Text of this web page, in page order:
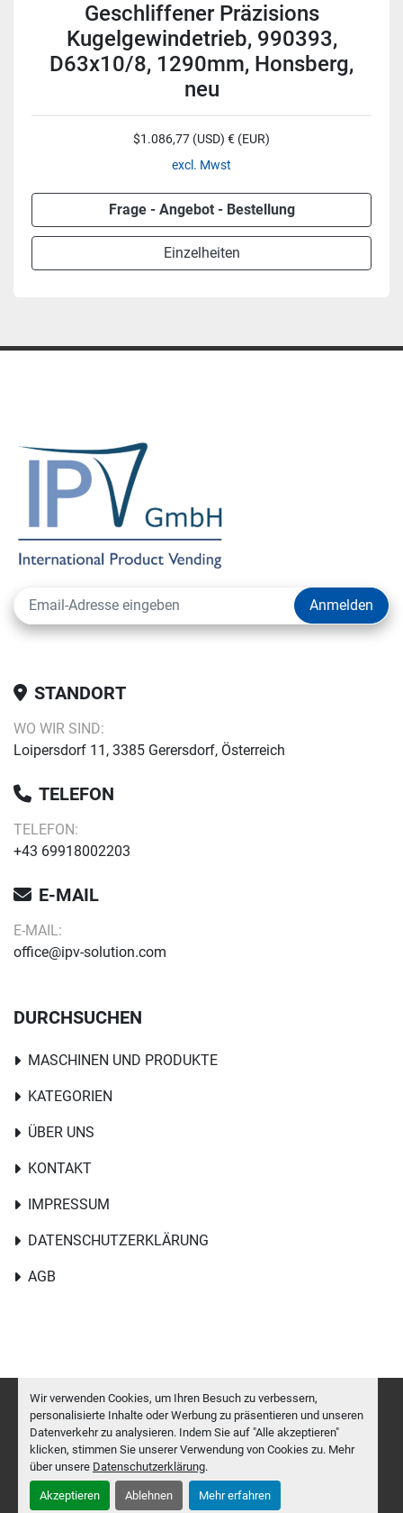
Wir verwenden Cookies, um Ihren Besuch zu verbessern,
personalisierte Inhalte oder Werbung zu präsentieren und unseren
Datenverkehr zu analysieren. Indem Sie auf "Alle akzeptieren"
klicken, stimmen Sie unserer Verwendung von Cookies zu. Mehr
über unsere Datenschutzerklärung.
Akzeptieren Ablehnen Mehr erfahren
Geschliffener Präzisions
Kugelgewindetrieb, 990393,
D63x10/8, 1290mm, Honsberg,
neu
$1.086,77 (USD) € (EUR)
excl. Mwst
Frage - Angebot - Bestellung
Einzelheiten
Anmelden
STANDORT
WO WIR SIND:
Loipersdorf 11, 3385 Gerersdorf, Österreich
TELEFON
TELEFON:
+43 69918002203
E-MAIL
E-MAIL:
office@ipv-solution.com
DURCHSUCHEN
MASCHINEN UND PRODUKTE
KATEGORIEN
ÜBER UNS
KONTAKT
IMPRESSUM
DATENSCHUTZERKLÄRUNG
AGB
Cookie-Einstellungen
Machinio System-Website von